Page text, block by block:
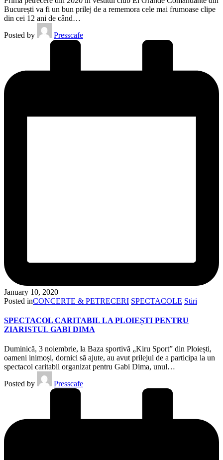
București va fi un bun prilej de a rememora cele mai frumoase clipe
din cei 12 ani de când…
Posted by
Presscafe
January 10, 2020
Posted inCONCERTE & PETRECERI SPECTACOLE Stiri
SPECTACOL CARITABIL LA PLOIEȘTI PENTRU
ZIARISTUL GABI DIMA
Duminică, 3 noiembrie, la Baza sportivă „Kiru Sport” din Ploiești,
oameni inimoși, dornici să ajute, au avut prilejul de a participa la un
spectacol caritabil organizat pentru Gabi Dima, unul…
Posted by
Presscafe